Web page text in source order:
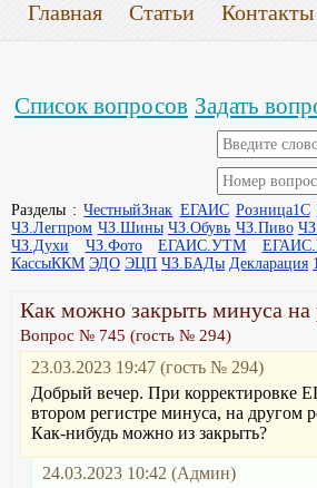
Главная Статьи Контакты
Список вопросов Задать
Разделы :ЧестныйЗнак ЕГАИС Розница1С
ЧЗ.Легпром ЧЗ.Шины ЧЗ.Обувь ЧЗ.Пиво
ЧЗ.Духи
ЧЗ.Фото ЕГАИС.УТМ
КассыККМ ЭДО ЭЦП ЧЗ.БАДы Декларация
Как можно закрыть минуса
Вопрос № 745 (гость № 294)
23.03.2023 19:47 (гость № 294)
Добрый вечер. При корректировке
втором регистре минуса, на другом
Как-нибудь можно из закрыть?
24.03.2023 10:42 (Админ)